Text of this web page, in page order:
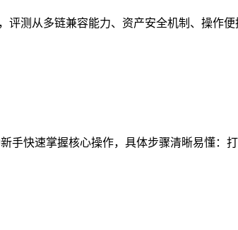
评测从多链兼容能力、资产安全机制、操作
手快速掌握核心操作，具体步骤清晰易懂：